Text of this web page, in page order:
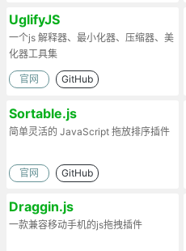
UglifyJS
一个js 解释器、最小化器、压缩器、美
化器工具集
官网 GitHub
Sortable.js
简单灵活的 JavaScript 拖放排序插件
官网 GitHub
Draggin.js
一款兼容移动手机的js拖拽插件